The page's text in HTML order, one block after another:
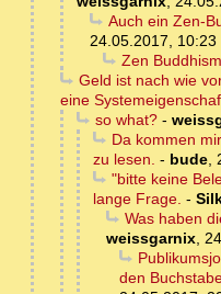
Auch ein Zen-
24.05.2017, 10:23
Zen
Geld ist nach wie
eine
so what?-
Da kommen
zu lesen. - bude,
"bitte keine
lange Frage. -
Was haben
weissgarnix,
den